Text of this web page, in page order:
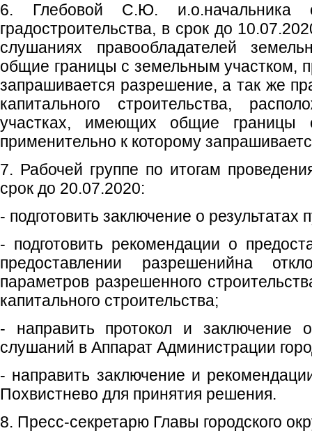
6. Глебовой С.Ю. и.о.начальника
градостроительства, в срок до
слушаниях правообладателей
общие границы с земельным участком,
запрашивается разрешение, а так же
капитального строительства,
участках, имеющих общие границы
применительно к которому
7. Рабочей группе по итогам
срок до 20.07.2020:
- подготовить заключение о
- подготовить рекомендации о
предоставлении разрешенийна
параметров разрешенного
капитального строительства;
- направить протокол и заключение
слушаний в Аппарат Администрации
- направить заключение и
Похвистнево для принятия решения.
8. Пресс-секретарю Главы городского